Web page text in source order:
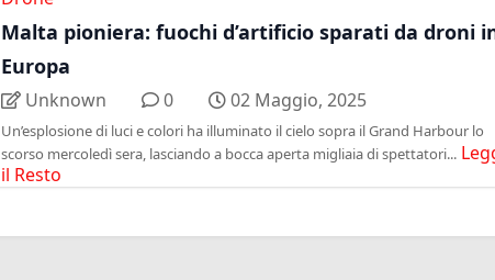
Malta pioniera: fuochi d’artificio sparati da droni
Europa
Unknown 0 02 Maggio, 2025
Un’esplosione di luci e colori ha illuminato il cielo sopra il Grand Harbour lo
scorso mercoledì sera, lasciando a bocca aperta migliaia di spettatori...
il Resto